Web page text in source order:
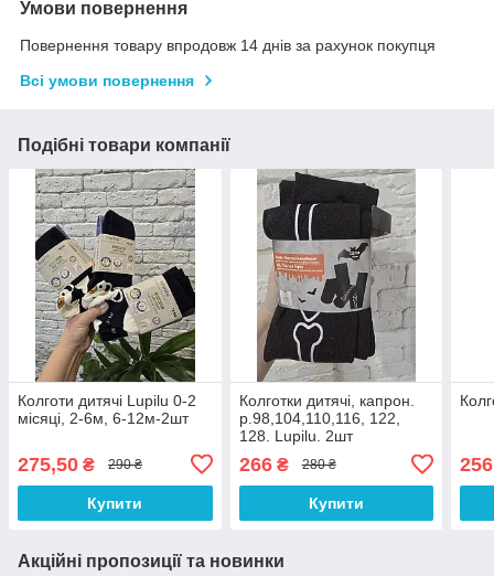
Умови повернення
Повернення товару впродовж 14 днів за рахунок покупця
Всі умови повернення
Подібні товари компанії
Колготи дитячі Lupilu 0-2
місяці, 2-6м, 6-12м-2шт
275,50 ₴ 290 ₴
Купити
Колготки дитячі, капрон.
р.98,104,110,116, 122,
128. Lupilu. 2шт
266₴ 280 ₴
Купити
Акційні пропозиції та новинки